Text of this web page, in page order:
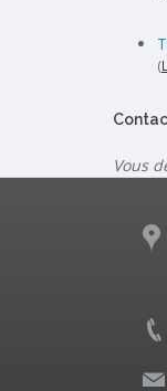
(
Vous